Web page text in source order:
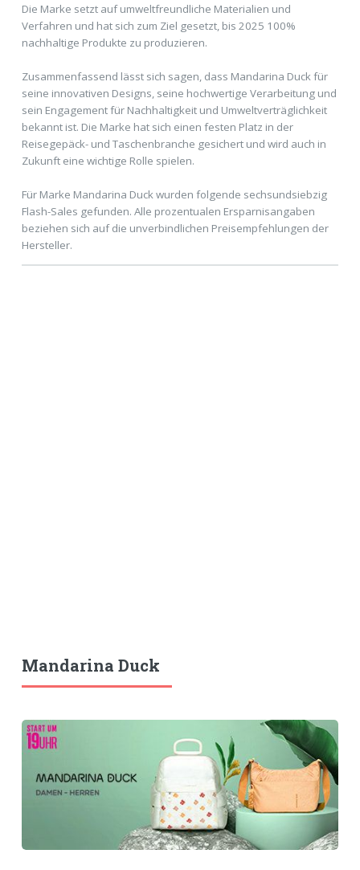
Die Marke setzt auf umweltfreundliche Materialien und
Verfahren und hat sich zum Ziel gesetzt, bis 2025 100%
nachhaltige Produkte zu produzieren.
Zusammenfassend lässt sich sagen, dass Mandarina Duck für
seine innovativen Designs, seine hochwertige Verarbeitung und
sein Engagement für Nachhaltigkeit und Umweltverträglichkeit
bekannt ist. Die Marke hat sich einen festen Platz in der
Reisegepäck- und Taschenbranche gesichert und wird auch in
Zukunft eine wichtige Rolle spielen.
Für Marke Mandarina Duck wurden folgende sechsundsiebzig
Flash-Sales gefunden. Alle prozentualen Ersparnisangaben
beziehen sich auf die unverbindlichen Preisempfehlungen der
Hersteller.
Mandarina Duck